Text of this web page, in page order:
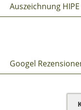
Auszeichnung
Googel